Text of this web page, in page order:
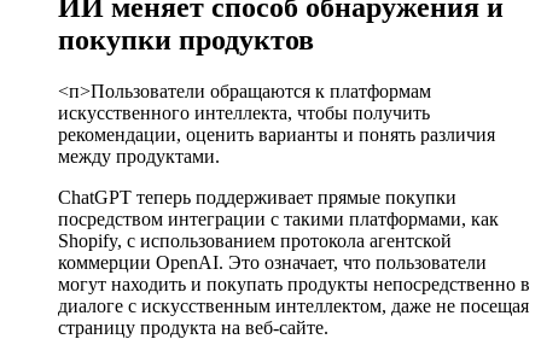
ИИ меняет способ обнаружения и
покупки продуктов
<п>Пользователи обращаются к платформам
искусственного интеллекта, чтобы получить
рекомендации, оценить варианты и понять различия
между продуктами.
ChatGPT теперь поддерживает прямые покупки
посредством интеграции с такими платформами, как
Shopify, с использованием протокола агентской
коммерции OpenAI. Это означает, что пользователи
могут находить и покупать продукты непосредственно в
диалоге с искусственным интеллектом, даже не посещая
страницу продукта на веб-сайте.